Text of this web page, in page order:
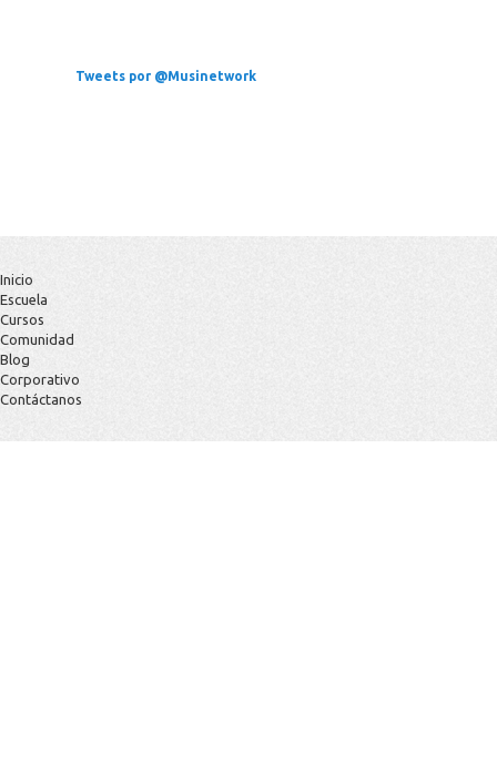
Tweets por @Musinetwork
Inicio
Escuela
Cursos
Comunidad
Blog
Corporativo
Contáctanos